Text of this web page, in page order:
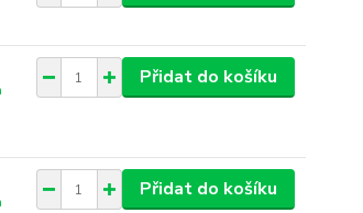
Přidat do košíku
Přidat do košíku